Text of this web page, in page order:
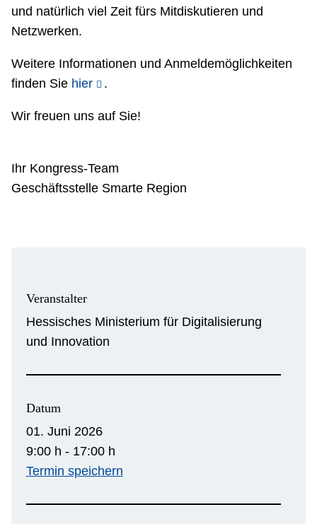
und natürlich viel Zeit fürs Mitdiskutieren und
Netzwerken.
Weitere Informationen und Anmeldemöglichkeiten
finden Sie hier .
Wir freuen uns auf Sie!
Ihr Kongress-Team
Geschäftsstelle Smarte Region
Veranstalter
Hessisches Ministerium für Digitalisierung
und Innovation
Datum
01. Juni 2026
9:00 h - 17:00 h
Termin speichern